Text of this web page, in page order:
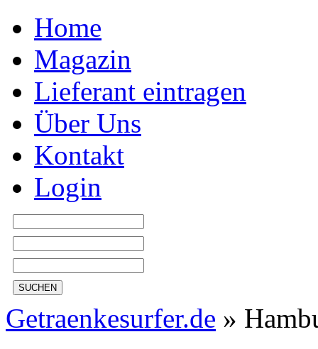
Home
Magazin
Lieferant eintragen
Über Uns
Kontakt
Login
SUCHEN
Getraenkesurfer.de »